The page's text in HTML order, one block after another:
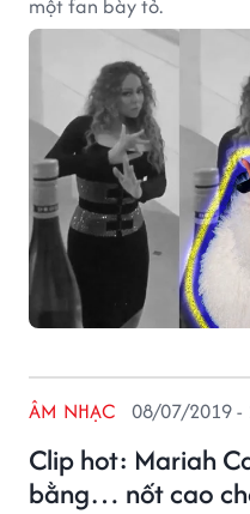
một fan bày tỏ.
Clip hot: Mariah
bằng… nốt cao
ÂM NHẠC 08/07/2019 -